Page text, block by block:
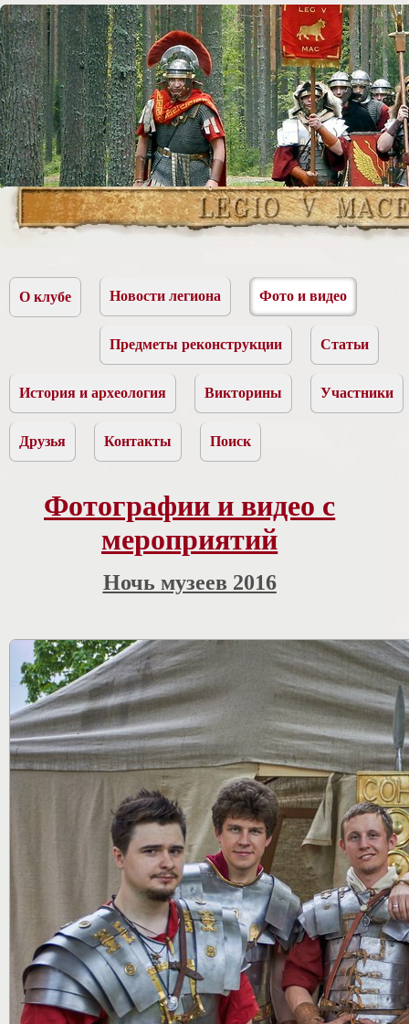
О клубе Новости легиона Фото и видео
Предметы реконструкции Статьи
История и археология Викторины Участники
Друзья Контакты Поиск
Фотографии и видео с
мероприятий
Ночь музеев 2016